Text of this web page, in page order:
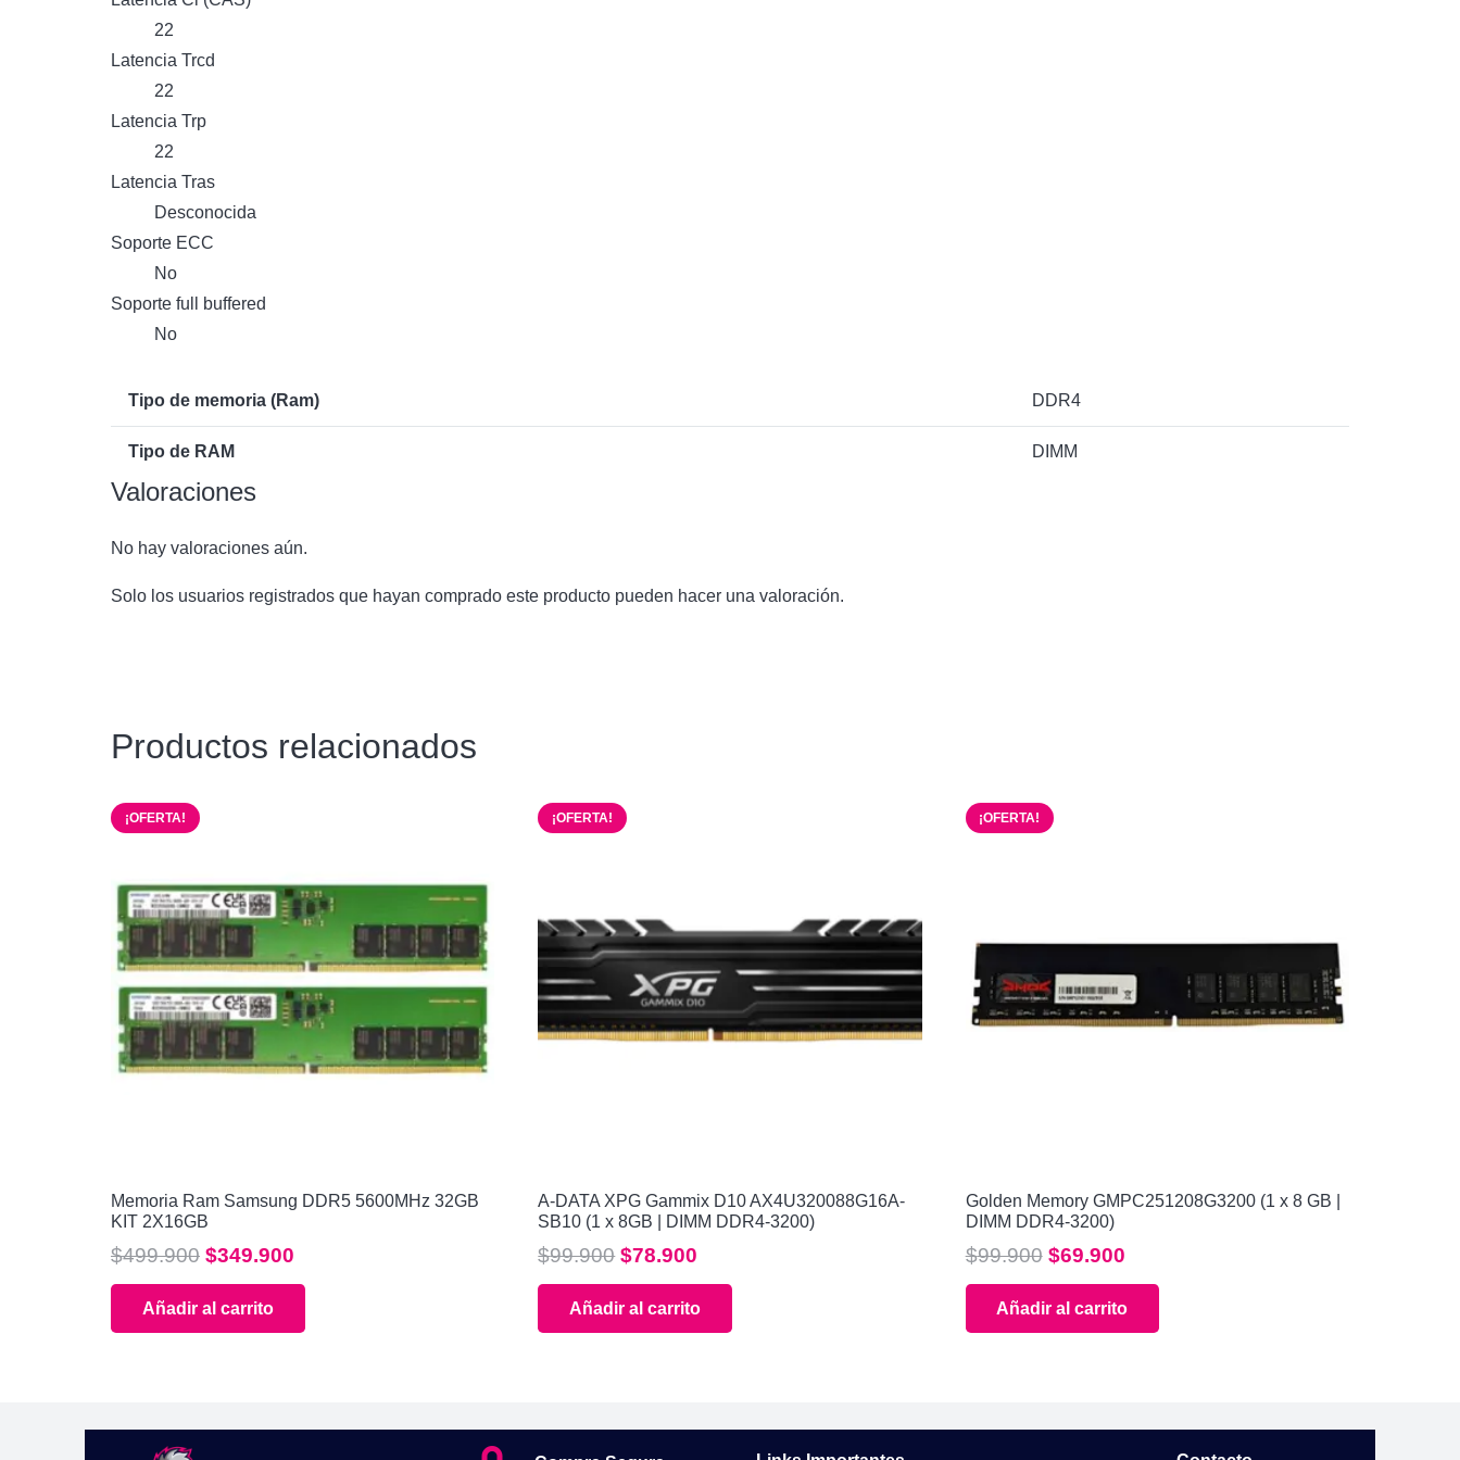
22
Latencia Trcd
22
Latencia Trp
22
Latencia Tras
Desconocida
Soporte ECC
No
Soporte full buffered
No
Tipo de memoria (Ram) DDR4
Tipo de RAM DIMM
Valoraciones
No hay valoraciones aún.
Solo los usuarios registrados que hayan comprado este producto pueden hacer una valoración.
Productos relacionados
¡OFERTA!
Memoria Ram Samsung DDR5 5600MHz 32GB
KIT 2X16GB
$499.900 El
precio
original
era:
$349.900
precio
es:
Añadir al carrito
¡OFERTA!
A-DATA XPG Gammix D10 AX4U320088G16A-
SB10 (1 x 8GB | DIMM DDR4-3200)
$99.900 El
precio
original
era:
$78.900
precio
actual
es:
Añadir al carrito
¡OFERTA!
Golden Memory GMPC251208G3200 (1 x 8 GB |
DIMM DDR4-3200)
$99.900 El
precio
original
era:
$69.900El
precio
actual
es:
Añadir al carrito